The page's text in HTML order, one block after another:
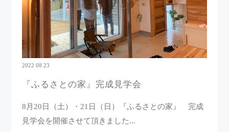
2022 08 23
『ふるさとの家』完成見学会
8月20日（土）・21日（日）『ふるさとの家』 完成
見学会を開催させて頂きました...